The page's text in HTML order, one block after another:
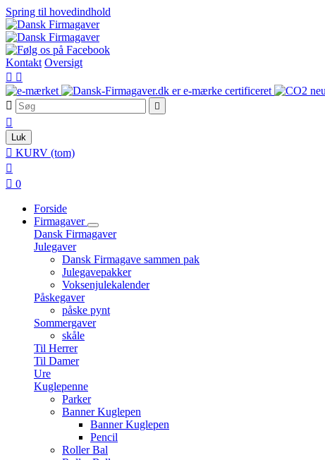
Spring til hovedindhold
Kontakt Oversigt
 
 

Luk
 KURV (tom)

 0
Forside
Firmagaver
Dansk Firmagaver
Julegaver
Dansk Firmagave sammen pak
Julegavepakker
Voksenjulekalender
Påskegaver
påske pynt
Sommergaver
skåle
Til Herrer
Til Damer
Ure
Kuglepenne
Parker
Banner Kuglepen
Banner Kuglepen
Pencil
Roller Bal